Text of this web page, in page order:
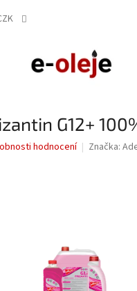
G12+
hodnocení Značka: